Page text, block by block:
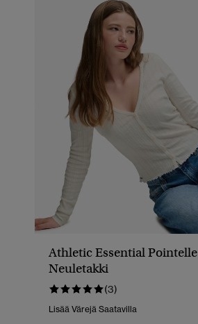
Athletic Essential Pointelle
Neuletakki
(3)
Lisää Värejä Saatavilla